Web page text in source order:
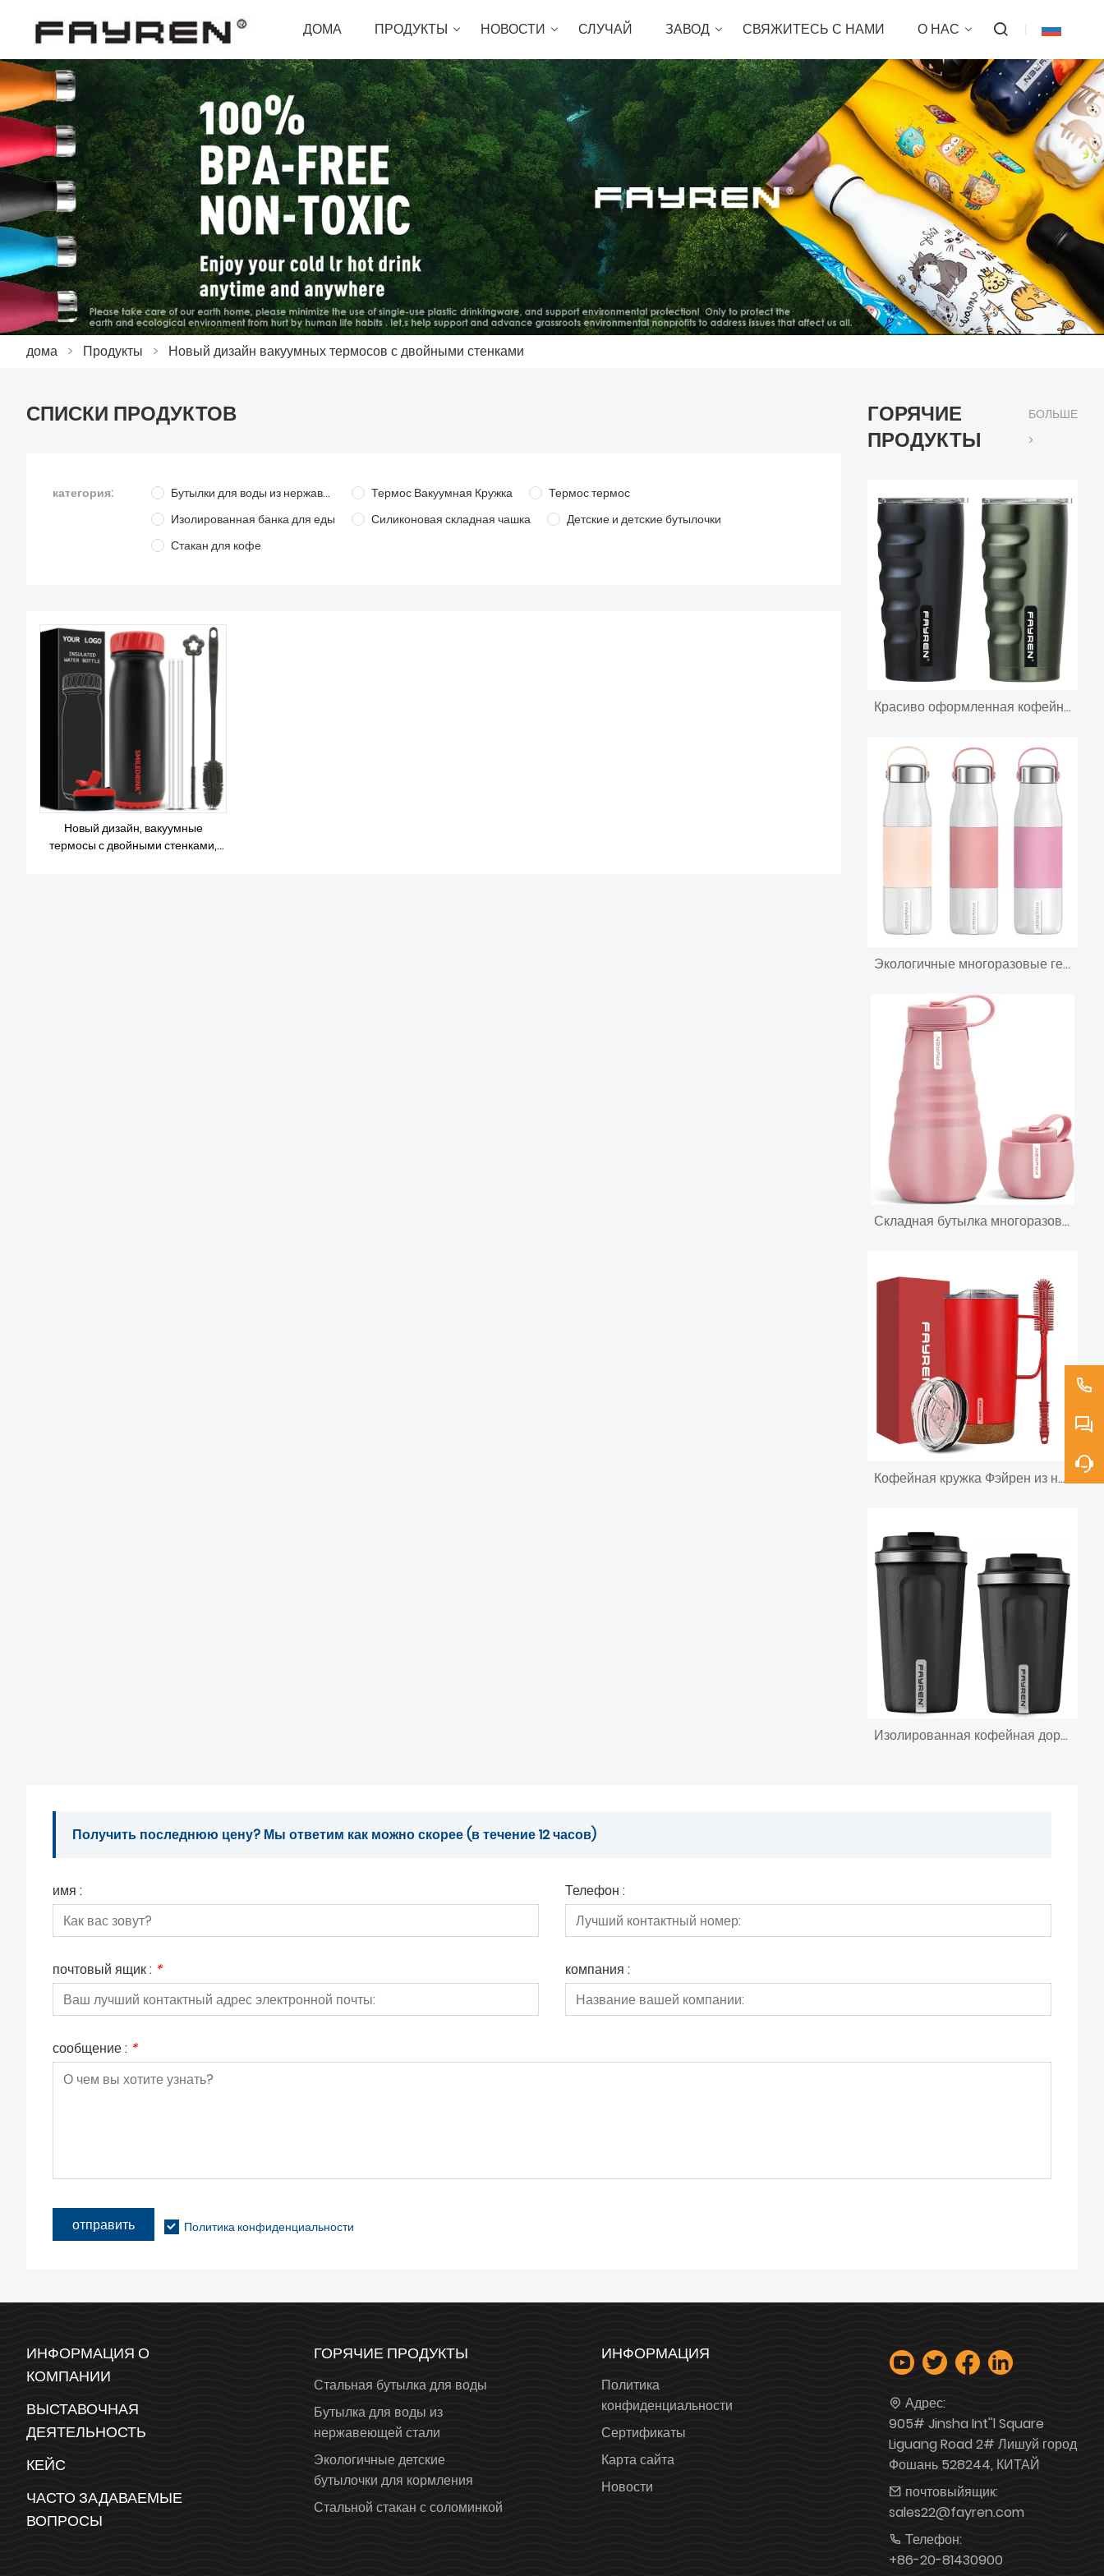
ДОМА ПРОДУКТЫ НОВОСТИ СЛУЧАЙ ЗАВОД СВЯЖИТЕСЬ С НАМИ О НАС
дома > Продукты > Новый дизайн вакуумных термосов с двойными стенками
СПИСКИ ПРОДУКТОВ
категория: Бутылки для воды из нержавеющей стали Термос Вакуумная Кружка
Термос термос
Изолированная банка для еды
Силиконовая складная чашка
Детские и детские бутылочки
Стакан для кофе
Новый дизайн, вакуумные
термосы с двойными стенками,
ГОРЯЧИЕ
ПРОДУКТЫ
БОЛЬШЕ
>
Красиво оформленная кофейная чашка из нержавеющей стали с вакуумной изоляцией
Экологичные многоразовые герметичные бутылки с водой объемом 500 мл с вакуумной изоляцией сохраняют 12 часов горячими
Складная бутылка многоразового использования
Кофейная кружка Фэйрен из нержавеющей стали на 16 унций с пробковым дном Кофейная кружка Кофейная кружка с нескользящим пробковым дном Кофейная кружка с ручкой
Изолированная кофейная дорожная кружка из нержавеющей стали
Получить последнюю цену? Мы ответим как можно скорее (в течение 12 часов)
имя : Телефон :
почтовый ящик : * компания :
сообщение : *
отправить Политика конфиденциальности
ИНФОРМАЦИЯ О
КОМПАНИИ
ВЫСТАВОЧНАЯ
ДЕЯТЕЛЬНОСТЬ
КЕЙС
ЧАСТО ЗАДАВАЕМЫЕ
ВОПРОСЫ
ГОРЯЧИЕ ПРОДУКТЫ
Стальная бутылка для воды
Бутылка для воды из
нержавеющей стали
Экологичные детские
бутылочки для кормления
Стальной стакан с соломинкой
ИНФОРМАЦИЯ
Политика
конфиденциальности
Сертификаты
Карта сайта
Новости
Адрес:
905# Jinsha Int''l Square
Liguang Road 2# Лишуй город
Фошань 528244, КИТАЙ
почтовыйящик:
sales22@fayren.com
Телефон:
+86-20-81430900